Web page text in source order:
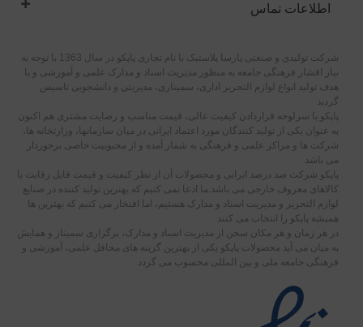
اطلاعات تماس
شرکت تولیدی و صنعتی پارسا پلاستیک با نام تجاری پاپکو در سال 1363 با توجه به
نیاز اقشار فرهنگی جامعه به منظور مدیریت اسناد و مدارک علمی و آموزشی و با
هدف تولید انواع لوازم التحریر اداری، سمیناری، مدیریتی و دانشجویی تاسیس
گردید
پاپکو با سرلوحه قراردادن کیفیت عالی، قیمت مناسب و رضایت مشتری هم اکنون
به عنوان یکی از تولید کنندگان مورد اعتماد ایرانی در میان سازمانها، وزارتخانه ها،
شرکت ها و مراکز علمی و فرهنگی به شمار آمده و از محبوبیت خاصی برخوردار
می باشد
پاپکو شرکت صد درصد ایرانی و محصولات آن از نظر کیفیت و قیمت قابل رقابت با
کالاهای معروف خارجی می باشد.ما ادعا نمی کنیم که بهترین تولید کننده در صنایع
لوازم التحریر و مدیریت اسناد و مدارک هستیم، اما افتخار می کنیم که بهترین ها
همیشه پاپکو را انتخاب می کنند
در هر زمان و هر مکان سخن از مدیریت اسناد و مدارک، برگزاری سمینار و همایش
به میان می آید محصولات پاپکو یکی از بهترین گزینه های محافل علمی، آموزشی و
فرهنگی جامعه ملی و بین المللی محسوب می گردد